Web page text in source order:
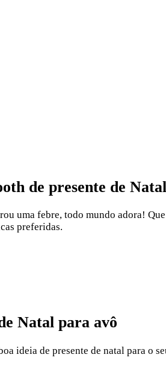
de presente de
uma febre, todo mundo adora!
preferidas.
Natal para avô
ideia de presente de natal para o